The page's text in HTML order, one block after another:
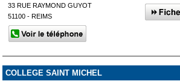
33 RUE RAYMOND GUYOT
51100 - REIMS
COLLEGE SAINT MICHEL